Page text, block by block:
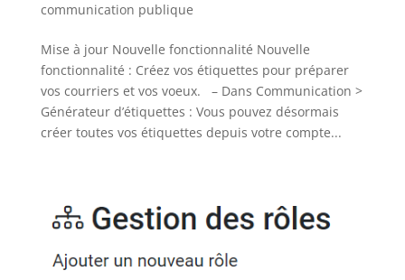
communication publique
Mise à jour Nouvelle fonctionnalité Nouvelle
fonctionnalité : Créez vos étiquettes pour préparer
vos courriers et vos voeux. – Dans Communication >
Générateur d’étiquettes : Vous pouvez désormais
créer toutes vos étiquettes depuis votre compte...